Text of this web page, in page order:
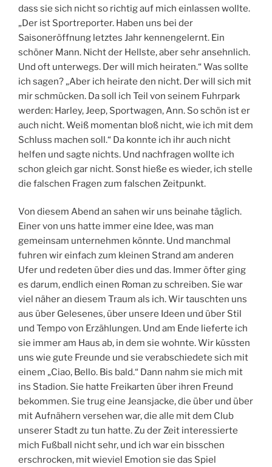
dass sie sich nicht so richtig auf mich einlassen wollte.
„Der ist Sportreporter. Haben uns bei der
Saisoneröffnung letztes Jahr kennengelernt. Ein
schöner Mann. Nicht der Hellste, aber sehr ansehnlich.
Und oft unterwegs. Der will mich heiraten.“ Was sollte
ich sagen? „Aber ich heirate den nicht. Der will sich mit
mir schmücken. Da soll ich Teil von seinem Fuhrpark
werden: Harley, Jeep, Sportwagen, Ann. So schön ist er
auch nicht. Weiß momentan bloß nicht, wie ich mit dem
Schluss machen soll.“ Da konnte ich ihr auch nicht
helfen und sagte nichts. Und nachfragen wollte ich
schon gleich gar nicht. Sonst hieße es wieder, ich stelle
die falschen Fragen zum falschen Zeitpunkt.
Von diesem Abend an sahen wir uns beinahe täglich.
Einer von uns hatte immer eine Idee, was man
gemeinsam unternehmen könnte. Und manchmal
fuhren wir einfach zum kleinen Strand am anderen
Ufer und redeten über dies und das. Immer öfter ging
es darum, endlich einen Roman zu schreiben. Sie war
viel näher an diesem Traum als ich. Wir tauschten uns
aus über Gelesenes, über unsere Ideen und über Stil
und Tempo von Erzählungen. Und am Ende lieferte ich
sie immer am Haus ab, in dem sie wohnte. Wir küssten
uns wie gute Freunde und sie verabschiedete sich mit
einem „Ciao, Bello. Bis bald.“ Dann nahm sie mich mit
ins Stadion. Sie hatte Freikarten über ihren Freund
bekommen. Sie trug eine Jeansjacke, die über und über
mit Aufnähern versehen war, die alle mit dem Club
unserer Stadt zu tun hatte. Zu der Zeit interessierte
mich Fußball nicht sehr, und ich war ein bisschen
erschrocken, mit wieviel Emotion sie das Spiel